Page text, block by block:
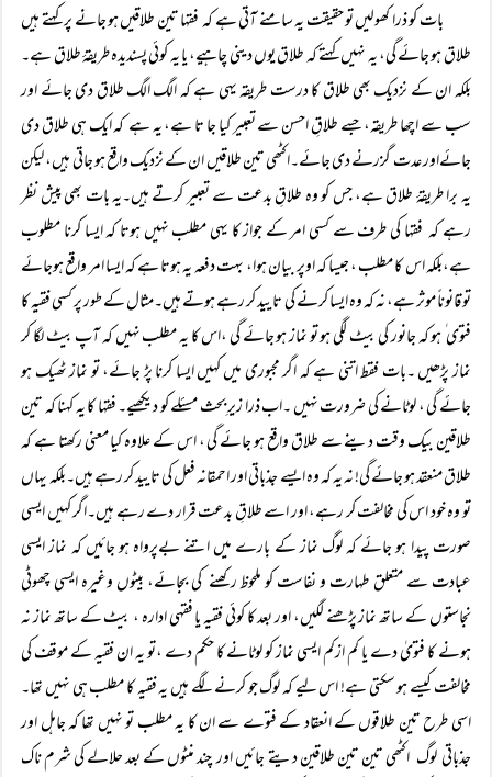
بات کو ذرا کھولیں تو حقیقت یہ سامنے آتی ہے کہ فقہا تین طلاقیں ہو جانے پر کہتے ہیں
طلاق ہو جائے گی، یہ نہیں کہتے کہ طلاق یوں دینی چاہیے، یا یہ کوئی پسندیدہ طریقۂ طلاق ہے۔
بلکہ ان کے نزدیک بھی طلاق کا درست طریقہ یہی ہے کہ الگ الگ طلاق دی جائے اور
سب سے اچھا طریقہ، جسے طلاقِ احسن سے تعبیر کیا جا تا ہے، یہ ہے کہ ایک ہی طلاق دی
جائےاور عدت گزرنے دی جائے۔اکٹھی تین طلاقیں ان کے نزدیک واقع ہو جاتی ہیں، لیکن
یہ برا طریقۂ طلاق ہے، جس کو وہ طلاقِ بدعت سے تعبیر کرتے ہیں۔یہ بات بھی پیش نظر
رہے کہ فقہا کی طرف سے کسی امر کے جواز کا یہی مطلب نہیں ہوتا کہ ایسا کرنا مطلوب
ہے،بلکہ اس کا مطلب ، جیسا کہ اوپر بیان ہوا، بہت دفعہ یہ ہوتا ہے کہ ایسا امر واقع ہوجائے
تو قانوناً موثر ہے، نہ کہ وہ ایسا کرنے کی تایید کر رہے ہوتے ہیں۔مثال کے طور پر کسی فقیہ کا
فتوی ٰ ہو کہ جانور کی بیٹ لگی ہو تو نماز ہو جائے گی ،اس کا یہ مطلب نہیں کہ آپ بیٹ لگا کر
نماز پڑھیں ۔بات فقط اتنی ہے کہ اگر مجبوری میں کہیں ایسا کرنا پڑ جائے، تو نماز ٹھیک ہو
جائے گی ، لوٹانے کی ضرورت نہیں ۔اب ذرا زیرِ بحث مسئلے کو دیکھیے۔ فقہا کا یہ کہنا کہ تین
طلاقین بیک وقت دینے سے طلاق واقع ہو جائے گی ، اس کے علاوہ کیا معنی رکھتا ہے کہ
طلاق منعقد ہو جائے گی! نہ یہ کہ وہ ایسے جذباتی اور احمقانہ فعل کی تایید کر رہے ہیں۔بلکہ یہاں
تو وہ خود اس کی مخالفت کر رہے، اور اسے طلاقِ بدعت قرار دے رہے ہیں۔اگر کہیں ایسی
صورت پیدا ہو جائے کہ لوگ نماز کے بارے میں اتنے بےپرواہ ہو جائیں کہ نماز ایسی
عبادت سے متعلق طہارت و نفاست کو ملحوظ رکھنے کی بجائے، بیٹوں وغیرہ ایسی چھوٹی
نجاستوں کے ساتھ نماز پڑھنے لگیں، اور بعد کا کوئی فقیہ یا فقہی ادارہ ، بیٹ کے ساتھ نماز نہ
ہونے کا فتویٰ دے یا کم ازکم ایسی نماز کو لوٹانے کا حکم دے ،تو یہ ان فقیہ کے موقف کی
مخالفت کیسے ہو سکتی ہے! اس لیے کہ لوگ جو کرنے لگے ہیں یہ فقیہ کا مطلب ہی نہیں تھا۔
اسی طرح تین طلاقوں کے انعقاد کے فتوے سے ان کا یہ مطلب تو نہیں تھا کہ جاہل اور
جذباتی لوگ اکٹھی تین تین طلاقین دیتے جائیں اور چند منٹوں کے بعد حلالے کی شرم ناک